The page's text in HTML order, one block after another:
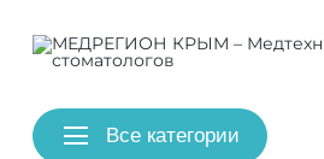
Все категории